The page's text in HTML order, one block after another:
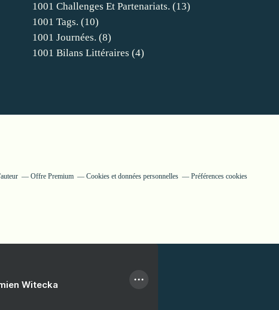
1001 Challenges Et Partenariats. (13)
1001 Tags. (10)
1001 Journées. (8)
1001 Bilans Littéraires (4)
Offre Premium Cookies et données personnelles Préférences cookies
Witecka